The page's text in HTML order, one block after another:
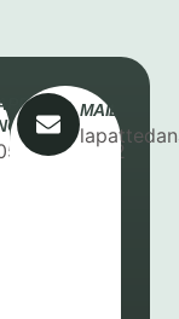
MAIL